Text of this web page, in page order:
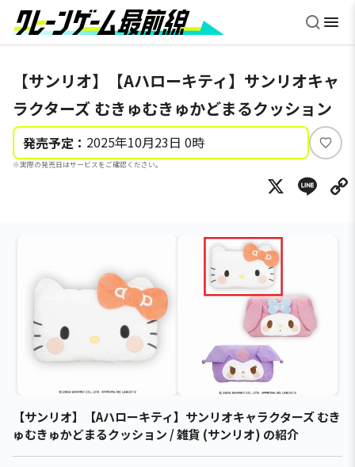
【サンリオ】【Aハローキティ】サンリオキャ
ラクターズ むきゅむきゅかどまるクッション
発売予定： 2025年10月23日 0時
※実際の発売日はサービスをご確認ください。
い
ね
X
【サンリオ】【Aハローキティ】サンリオキャラクターズ むき
ゅむきゅかどまるクッション / 雑貨 (サンリオ) の紹介